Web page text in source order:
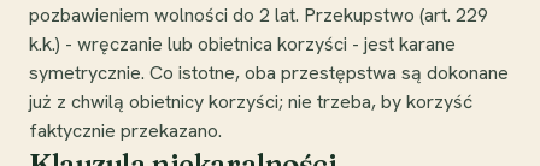
pozbawieniem wolności do 2 lat. Przekupstwo (art. 229
k.k.) - wręczanie lub obietnica korzyści - jest karane
symetrycznie. Co istotne, oba przestępstwa są dokonane
już z chwilą obietnicy korzyści; nie trzeba, by korzyść
faktycznie przekazano.